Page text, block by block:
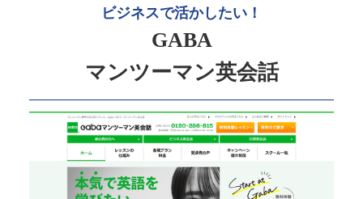
ビジネスで活かしたい！
GABA
マンツーマン英会話